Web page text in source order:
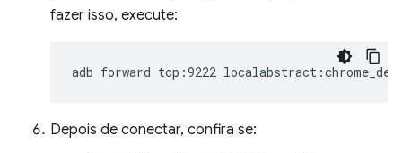
fazer isso, execute:
adb forward tcp:9222
Depois de conectar, confira se: